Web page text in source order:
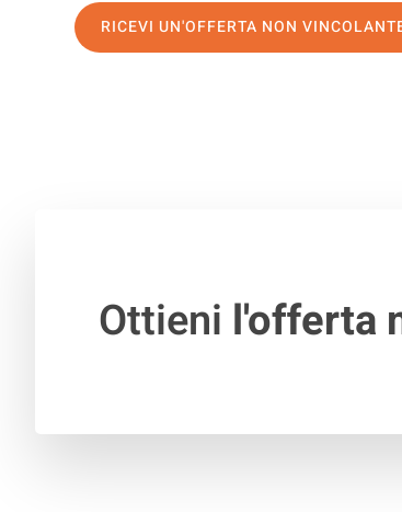
RICEVI UN'OFFERTA NON
Ottieni l'offerta